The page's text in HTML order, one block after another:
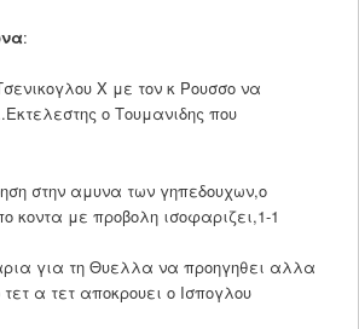
:
Χ με τον κ Ρουσσο να
ο Τουμανιδης που
στην αμυνα των γηπεδουχων,ο
κοντα με προβολη ισοφαριζει,1-1
για τη Θυελλα να προηγηθει αλλα
α τετ αποκρουει ο Ισπογλου